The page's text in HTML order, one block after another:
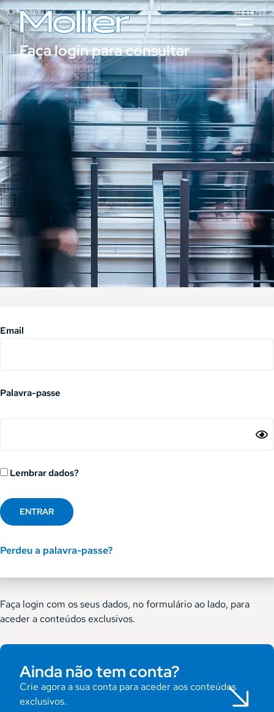
Faça login para consultar
Faça login com os seus dados, no formulário ao lado, para
aceder a conteúdos exclusivos.
Ainda não tem conta?
Crie agora a sua conta para aceder aos conteúdos
exclusivos.
Email
Palavra-passe
Lembrar dados?
Perdeu a palavra-passe?